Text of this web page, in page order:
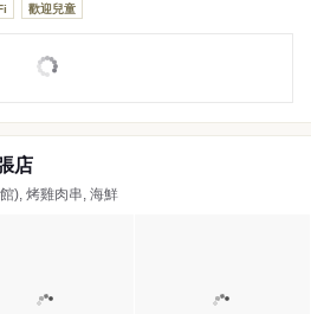
歡迎兒童
店
), 烤雞肉串, 海鮮